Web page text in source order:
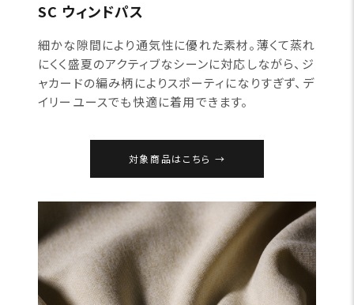
SC ウィンドパス
細かな隙間により通気性に優れた素材。薄くて蒸れ
にくく盛夏のアクティブなシーンに対応しながら、ジ
ャカードの編み柄によりスポーティになりすぎず、デ
イリーユースでも快適に着用できます。
対象商品はこちら